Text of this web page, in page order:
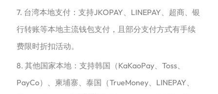
7. 台湾本地支付：支持JKOPAY、LINEPAY、超商、银
行转账等本地主流钱包支付，且部分支付方式有手续
费限时折扣活动。
8. 其他国家本地：支持韩国（KaKaoPay、Toss、
PayCo）、柬埔寨、泰国（TrueMoney、LINEPAY、